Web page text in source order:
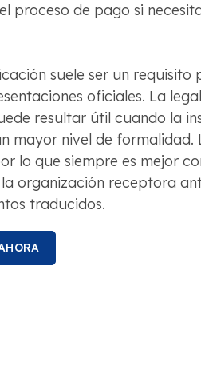
proceso de pago si
suele ser un requisito
oficiales. La
resultar útil cuando la
mayor nivel de formalidad.
lo que siempre es mejor
organización receptora
traducidos.